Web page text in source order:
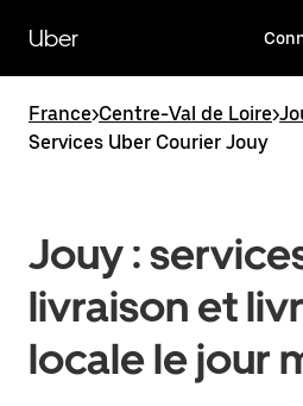
contenu
principal
Uber
France>Centre-Val de Loire>
Services Uber Courier Jouy
Jouy :
livraison et
locale le jour